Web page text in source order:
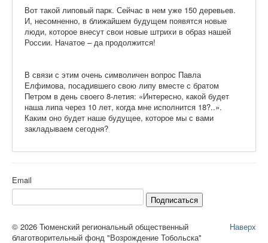
Вот такой липовый парк. Сейчас в нем уже 150 деревьев.
И, несомненно, в ближайшем будущем появятся новые
люди, которое внесут свои новые штрихи в образ нашей
России. Начатое – да продолжится!
В связи с этим очень символичен вопрос Павла
Елфимова, посадившего свою липу вместе с братом
Петром в день своего 8-летия: «Интересно, какой будет
наша липа через 10 лет, когда мне исполнится 18?..».
Каким оно будет наше будущее, которое мы с вами
закладываем сегодня?
Email
Подписаться
Наверх
© 2026 Тюменский региональный общественный
благотворительный фонд "Возрождение Тобольска"